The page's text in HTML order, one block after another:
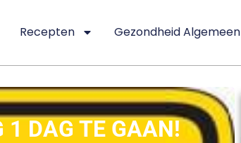
Recepten Gezondheid Algemeen
1 DAG TE GAAN!